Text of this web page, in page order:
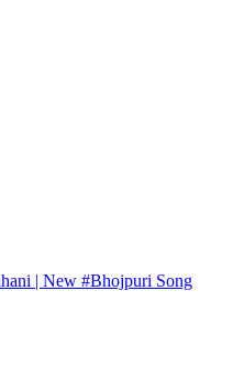
| New #Bhojpuri Song